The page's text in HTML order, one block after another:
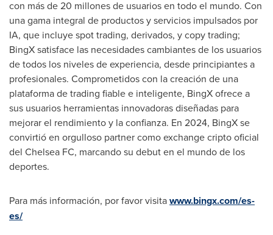
con más de 20 millones de usuarios en todo el mundo. Con
una gama integral de productos y servicios impulsados por
IA, que incluye spot trading, derivados, y copy trading;
BingX satisface las necesidades cambiantes de los usuarios
de todos los niveles de experiencia, desde principiantes a
profesionales. Comprometidos con la creación de una
plataforma de trading fiable e inteligente, BingX ofrece a
sus usuarios herramientas innovadoras diseñadas para
mejorar el rendimiento y la confianza. En 2024, BingX se
convirtió en orgulloso partner como exchange cripto oficial
del Chelsea FC, marcando su debut en el mundo de los
deportes.
Para más información, por favor visitawww.bingx.com/es-
es/